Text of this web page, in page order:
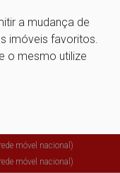
a mudança de
imóveis favoritos.
o mesmo utilize
móvel nacional)
móvel nacional)